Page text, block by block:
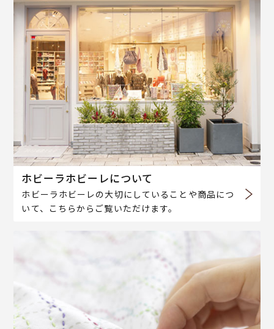
ホビーラホビーレについて
ホビーラホビーレの大切にしていることや商品につ
いて、こちらからご覧いただけます。